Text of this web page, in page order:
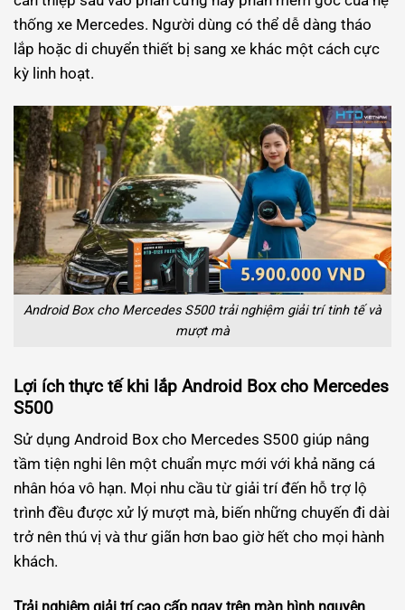
thống xe Mercedes. Người dùng có thể dễ dàng tháo
lắp hoặc di chuyển thiết bị sang xe khác một cách cực
kỳ linh hoạt.
Android Box cho Mercedes S500 trải nghiệm giải trí tinh tế và
mượt mà
Lợi ích thực tế khi lắp Android Box cho Mercedes
S500
Sử dụng Android Box cho Mercedes S500 giúp nâng
tầm tiện nghi lên một chuẩn mực mới với khả năng cá
nhân hóa vô hạn. Mọi nhu cầu từ giải trí đến hỗ trợ lộ
trình đều được xử lý mượt mà, biến những chuyến đi dài
trở nên thú vị và thư giãn hơn bao giờ hết cho mọi hành
khách.
Trải nghiệm giải trí cao cấp ngay trên màn hình nguyên